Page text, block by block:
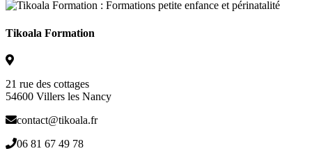
Tikoala Formation
21 rue des cottages
54600 Villers les Nancy
contact@tikoala.fr
06 81 67 49 78